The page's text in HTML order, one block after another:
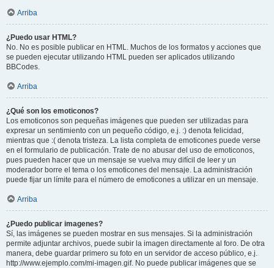
Arriba
¿Puedo usar HTML?
No. No es posible publicar en HTML. Muchos de los formatos y acciones que
se pueden ejecutar utilizando HTML pueden ser aplicados utilizando
BBCodes.
Arriba
¿Qué son los emoticonos?
Los emoticonos son pequeñas imágenes que pueden ser utilizadas para
expresar un sentimiento con un pequeño código, e.j. :) denota felicidad,
mientras que :( denota tristeza. La lista completa de emoticones puede verse
en el formulario de publicación. Trate de no abusar del uso de emoticonos,
pues pueden hacer que un mensaje se vuelva muy difícil de leer y un
moderador borre el tema o los emoticones del mensaje. La administración
puede fijar un límite para el número de emoticones a utilizar en un mensaje.
Arriba
¿Puedo publicar imagenes?
Sí, las imágenes se pueden mostrar en sus mensajes. Si la administración
permite adjuntar archivos, puede subir la imagen directamente al foro. De otra
manera, debe guardar primero su foto en un servidor de acceso público, e.j.
http://www.ejemplo.com/mi-imagen.gif. No puede publicar imágenes que se